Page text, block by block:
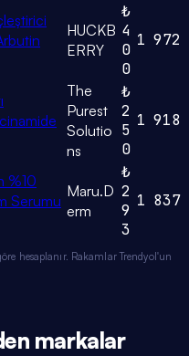
HUCKB
ERRY
₺
4
0
0
1 972
The
Purest
Solutio
ns
₺
2
5
0
1 918
%10
Serumu
Maru.D
erm
₺
2
9
3
1 837
hesaplanır. Rakamlar Trendyol'un
markalar